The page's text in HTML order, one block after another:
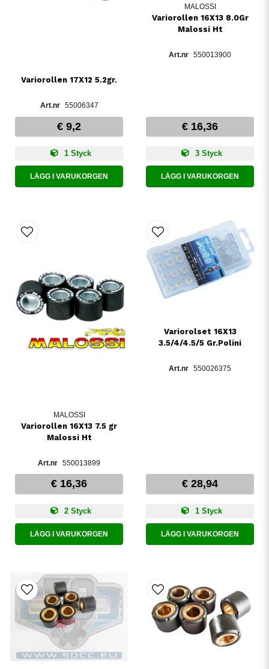
Variorollen 17X12 5.2gr.
55006347
€ 9,2
1 Styck
LÄGG I VARUKORGEN
MALOSSI
Variorollen 16X13 8.0Gr
Malossi Ht
550013900
€ 16,36
3 Styck
LÄGG I VARUKORGEN
MALOSSI
Variorollen 16X13 7.5 gr
Malossi Ht
550013899
€ 16,36
2 Styck
LÄGG I VARUKORGEN
Variorolset 16X13
3.5/4/4.5/5 Gr.Polini
550026375
€ 28,94
1 Styck
LÄGG I VARUKORGEN